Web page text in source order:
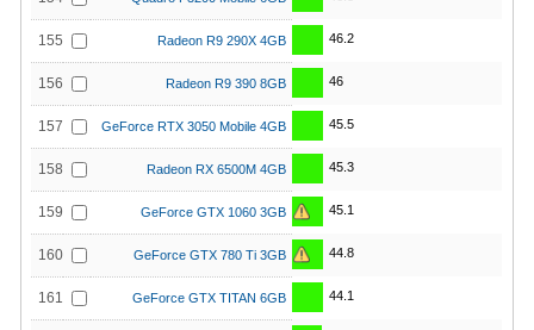
155 Radeon R9 290X 4GB 46.2
156 Radeon R9 390 8GB 46
157 GeForce RTX 3050 Mobile 4GB 45.5
158 Radeon RX 6500M 4GB 45.3
159 GeForce GTX 1060 3GB 45.1
160 GeForce GTX 780 Ti 3GB 44.8
161 GeForce GTX TITAN 6GB 44.1